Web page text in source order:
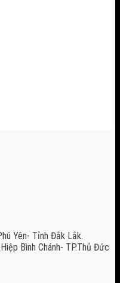
Yên- Tỉnh Đắk Lắk.
Bình Chánh- TP.Thủ Đức